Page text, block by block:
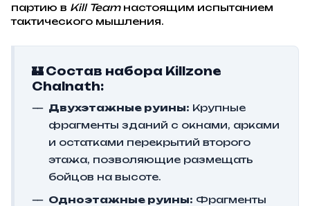
партию в Kill Teamнастоящим испытанием
тактического мышления.
🏰 Состав набора Killzone
Chalnath:
Двухэтажные руины: Крупные
фрагменты зданий с окнами, арками
и остатками перекрытий второго
этажа, позволяющие размещать
бойцов на высоте.
Одноэтажные руины: Фрагменты